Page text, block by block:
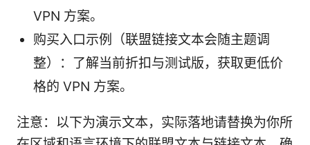
VPN 方案。
购买入口示例（联盟链接文本会随主题调
整）：了解当前折扣与测试版，获取更低价
格的 VPN 方案。
注意：以下为演示文本，实际落地请替换为你所